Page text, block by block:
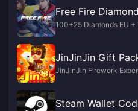
Free Fire
100+25 Diamonds EU +
JinJinJin Gift
JinJinJin Firework
Steam Wallet